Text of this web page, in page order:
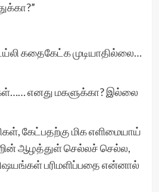
கதைகேட்க முடியாதில்லை…
எனது மகளுக்கா? இல்லை
கேட்பதற்கு மிக எளிமையாய்
ஆழத்துள் செல்லச் செல்ல,
பரிமளிப்பதை என்னால்